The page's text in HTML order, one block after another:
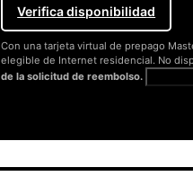
Verifica disponibilidad
Con una tarjeta virtual de prepago
elegible de Internet residencial. No
de la solicitud de reembolso.